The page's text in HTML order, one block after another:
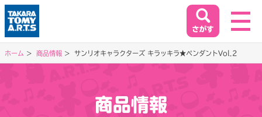
ホーム 商品情報 サンリオキャラクターズ キラッキラ★ペンダントVol.2
商品情報